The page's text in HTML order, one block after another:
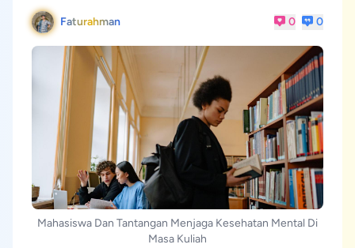
Faturahman 0 0
Mahasiswa Dan Tantangan Menjaga Kesehatan Mental Di
Masa Kuliah